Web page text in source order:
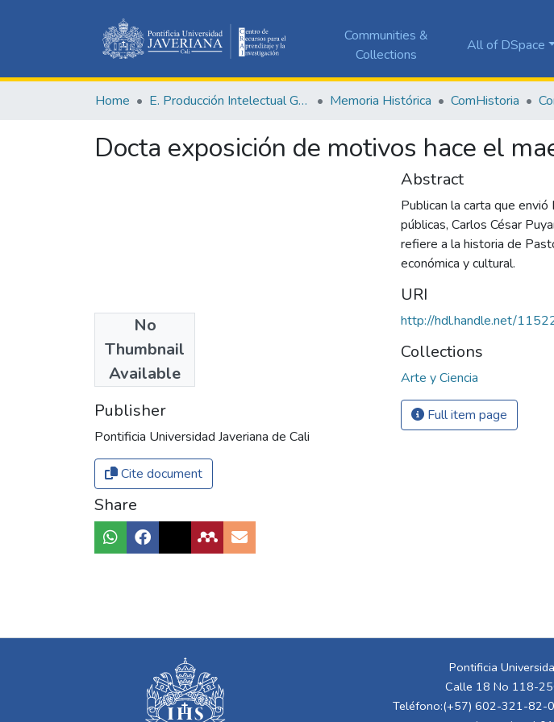
Communities &
Collections
All of DSpace
Home E. Producción Intelectual General Memoria Histórica ComHistoria
Docta exposición de motivos hace el
No
Thumbnail
Available
Authors
COMHISTORIA
Publisher
Pontificia Universidad Javeriana de Cali
Cite document
Share
Abstract
Publican la carta que
públicas, Carlos César
refiere a la historia de
económica y cultural.
URI
http://hdl.handle.net/
Collections
Arte y Ciencia
Full item page
Pontificia
Calle 18 No 118-
Teléfono:(+57) 602-321-82-